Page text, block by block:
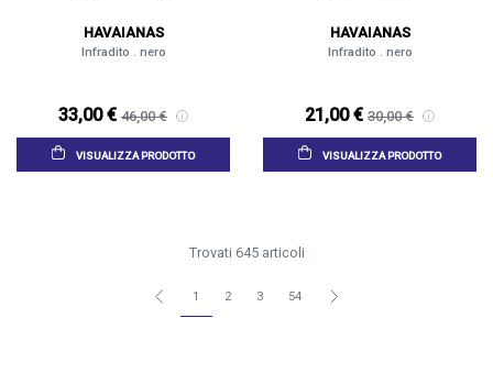
HAVAIANAS
Infradito . nero
33,00 € 46,00 €
VISUALIZZA PRODOTTO
HAVAIANAS
Infradito . nero
21,00 € 30,00 €
VISUALIZZA PRODOTTO
Trovati 645 articoli
1 2 3 54